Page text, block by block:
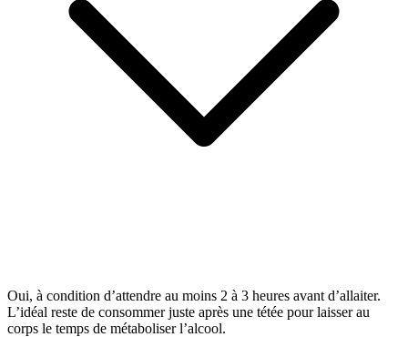
Oui, à condition d’attendre au moins 2 à 3 heures avant d’allaiter.
L’idéal reste de consommer juste après une tétée pour laisser au
corps le temps de métaboliser l’alcool.